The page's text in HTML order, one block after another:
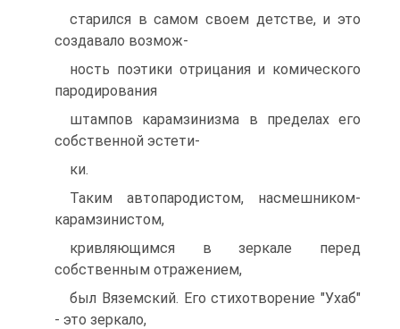
старился в самом своем детстве, и это
создавало возмож-
ность поэтики отрицания и комического
пародирования
штампов карамзинизма в пределах его
собственной эстети-
ки.
Таким автопародистом, насмешником-
карамзинистом,
кривляющимся в зеркале перед
собственным отражением,
был Вяземский. Его стихотворение "Ухаб"
- это зеркало,